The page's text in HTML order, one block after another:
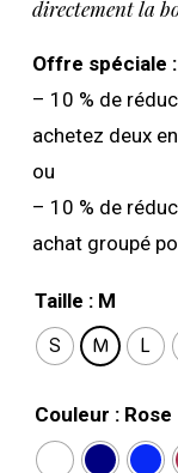
directement la
Offre spéciale :
– 10 % de
achetez deux
ou
– 10 % de
achat groupé
Taille : M
S M L
Couleur : Rose